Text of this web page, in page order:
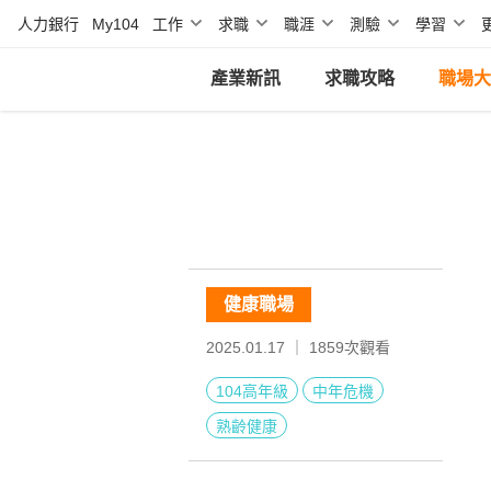
人力銀行 My104 工作 求職 職涯 測驗 學習
產業新訊 求職攻略 職場
健康職場
2025.01.17 ｜ 1859次觀看
104高年級
中年危機
熟齡健康